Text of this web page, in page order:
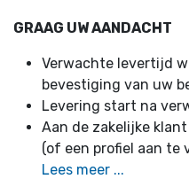
GRAAG UW AANDACHT
Verwachte levertijd
bevestiging van uw
Levering start na
Aan de zakelijke
(of een profiel aan te
Lees meer ...